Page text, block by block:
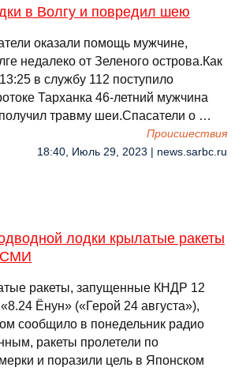
в Волгу и повредил шею
оказали помощь мужчине,
недалеко от Зеленого острова.Как
в службу 112 поступило
Тарханка 46-летний мужчина
травму шеи.Спасатели о …
Происшествия
18:40, Июль 29, 2023 | news.sarbc.ru
лодки крылатые ракеты
СМИ
ракеты, запущенные КНДР 12
Ёнун» («Герой 24 августа»),
сообщило в понедельник радио
ракеты пролетели по
и поразили цель в Японском